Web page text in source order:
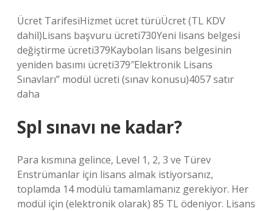
Ücret TarifesiHizmet ücret türüÜcret (TL KDV
dahil)Lisans başvuru ücreti730Yeni lisans belgesi
değiştirme ücreti379Kaybolan lisans belgesinin
yeniden basımı ücreti379″Elektronik Lisans
Sınavları” modül ücreti (sınav konusu)4057 satır
daha
Spl sınavı ne kadar?
Para kısmına gelince, Level 1, 2, 3 ve Türev
Enstrümanlar için lisans almak istiyorsanız,
toplamda 14 modülü tamamlamanız gerekiyor. Her
modül için (elektronik olarak) 85 TL ödeniyor. Lisans